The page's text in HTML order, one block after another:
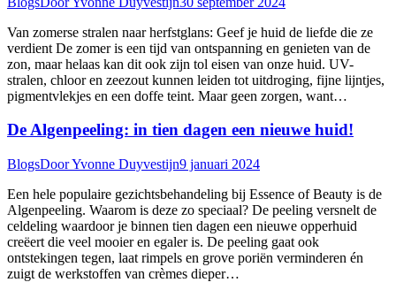
Van zomerse stralen naar herfstglans: Geef je huid de liefde die ze
verdient De zomer is een tijd van ontspanning en genieten van de
zon, maar helaas kan dit ook zijn tol eisen van onze huid. UV-
stralen, chloor en zeezout kunnen leiden tot uitdroging, fijne lijntjes,
pigmentvlekjes en een doffe teint. Maar geen zorgen, want…
De Algenpeeling: in tien dagen een nieuwe huid!
BlogsDoorYvonne Duyvestijn9 januari 2024
Een hele populaire gezichtsbehandeling bij Essence of Beauty is de
Algenpeeling. Waarom is deze zo speciaal? De peeling versnelt de
celdeling waardoor je binnen tien dagen een nieuwe opperhuid
creëert die veel mooier en egaler is. De peeling gaat ook
ontstekingen tegen, laat rimpels en grove poriën verminderen én
zuigt de werkstoffen van crèmes dieper…